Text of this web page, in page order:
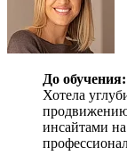
До обучения:
Хотела
инсайтами